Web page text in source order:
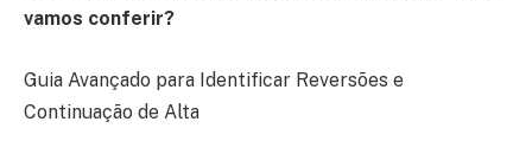
vamos conferir?
Guia Avançado para Identificar Reversões e
Continuação de Alta